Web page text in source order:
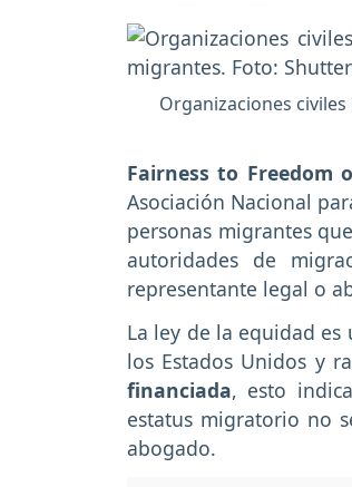
Organizaciones
Fairness to Freedom
Asociación Nacional
personas migrantes
autoridades de
representante legal o
La ley de la equidad
los Estados Unidos y
financiada, esto
estatus migratorio no
abogado.